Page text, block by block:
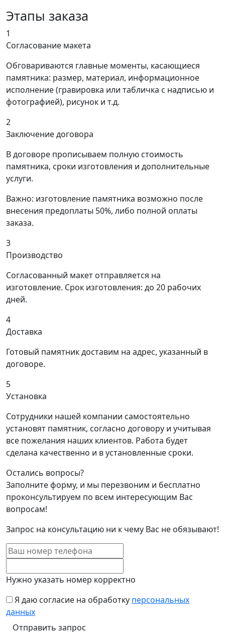
Этапы заказа
1
Согласование макета
Обговариваются главные моменты, касающиеся
памятника: размер, материал, информационное
исполнение (гравировка или табличка с надписью и
фотографией), рисунок и т.д.
2
Заключение договора
В договоре прописываем полную стоимость
памятника, сроки изготовления и дополнительные
услуги.
Важно: изготовление памятника возможно после
внесения предоплаты 50%, либо полной оплаты
заказа.
3
Производство
Согласованный макет отправляется на
изготовление. Срок изготовления: до 20 рабочих
дней.
4
Доставка
Готовый памятник доставим на адрес, указанный в
договоре.
5
Установка
Сотрудники нашей компании самостоятельно
установят памятник, согласно договору и учитывая
все пожелания наших клиентов. Работа будет
сделана качественно и в установленные сроки.
Остались вопросы?
Заполните форму, и мы перезвоним и бесплатно
проконсультируем по всем интересующим Вас
вопросам!
Запрос на консультацию ни к чему Вас не обязывают!
Нужно указать номер корректно
Я даю согласие на обработку персональных
данных